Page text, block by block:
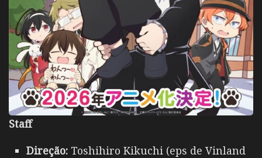
Staff
Direção: Toshihiro Kikuchi (eps de Vinland